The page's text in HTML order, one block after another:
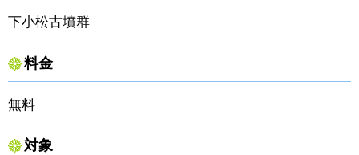
下小松古墳群
料金
無料
対象